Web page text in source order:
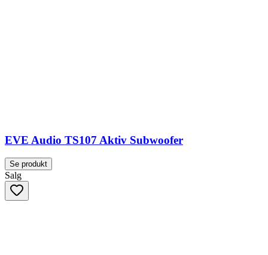
EVE Audio TS107 Aktiv Subwoofer
Se produkt
Salg